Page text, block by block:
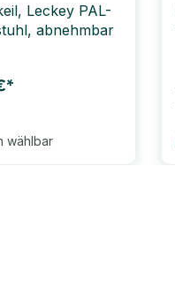
Leckey PAL-
abnehmbar
wählbar